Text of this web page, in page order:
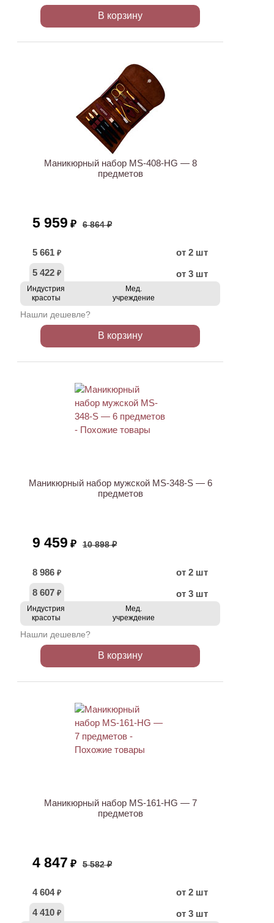
В корзину
Маникюрный набор MS-408-HG — 8
предметов
5 959 ₽ 6 864 ₽
5 661 ₽
от 2 шт
5 422 ₽ от 3 шт
Индустрия
красоты
Мед.
учреждение
Нашли дешевле?
В корзину
Маникюрный набор мужской MS-348-S — 6
предметов
9 459 ₽ 10 898 ₽
8 986 ₽
от 2 шт
8 607 ₽ от 3 шт
Индустрия
красоты
Мед.
учреждение
Нашли дешевле?
В корзину
Маникюрный набор MS-161-HG — 7
предметов
4 847 ₽ 5 582 ₽
4 604 ₽
от 2 шт
4 410 ₽ от 3 шт